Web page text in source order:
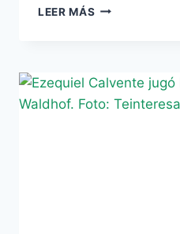
LEER MÁS DISCRETA
DEL
BETIS